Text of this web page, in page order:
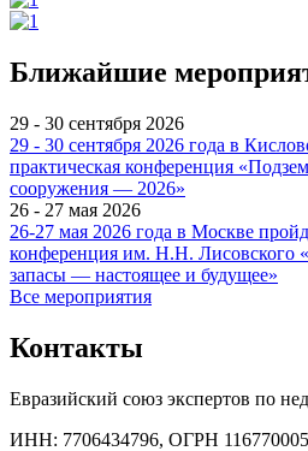
Ближайшие
29 - 30 сентября 2026
29 - 30 сентября 2026 года в
практическая конференция
сооружения — 2026»
26 - 27 мая 2026
26-27 мая 2026 года в Москве
конференция им. Н.Н. Лисовского
запасы — настоящее и будущее»
Все мероприятия
Контакты
Евразийский союз экспертов по
ИНН: 7706434796, ОГРН